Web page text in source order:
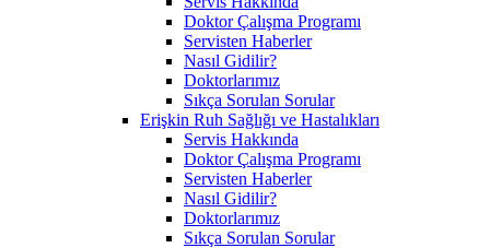
Doktor Çalışma Programı
Servisten Haberler
Nasıl Gidilir?
Doktorlarımız
Sıkça Sorulan Sorular
Erişkin Ruh Sağlığı ve Hastalıkları
Servis Hakkında
Doktor Çalışma Programı
Servisten Haberler
Nasıl Gidilir?
Doktorlarımız
Sıkça Sorulan Sorular